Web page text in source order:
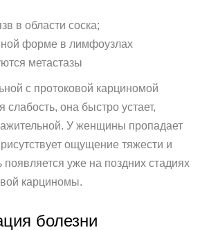
в области соска;
форме в лимфоузлах
метастазы
с протоковой карциномой
слабость, она быстро устает,
У женщины пропадает
ощущение тяжести и
уже на поздних стадиях
карциномы.
болезни